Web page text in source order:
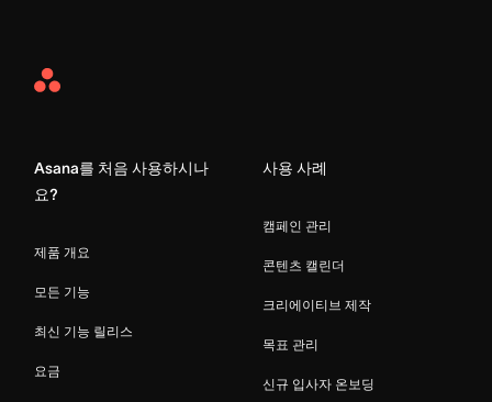
Asana
Asana를 처음 사용하시나
요?
제품 개요
모든 기능
최신 기능 릴리스
요금
사용 사례
캠페인 관리
콘텐츠 캘린더
크리에이티브 제작
목표 관리
신규 입사자 온보딩